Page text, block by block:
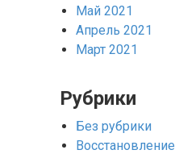
Май 2021
Апрель 2021
Март 2021
Рубрики
Без рубрики
Восстановление